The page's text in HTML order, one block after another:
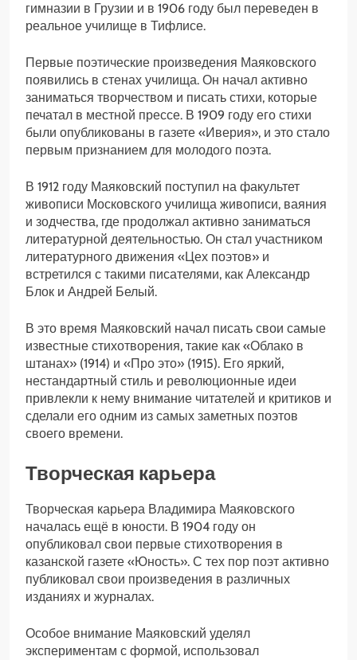
гимназии в Грузии и в 1906 году был переведен в
реальное училище в Тифлисе.
Первые поэтические произведения Маяковского
появились в стенах училища. Он начал активно
заниматься творчеством и писать стихи, которые
печатал в местной прессе. В 1909 году его стихи
были опубликованы в газете «Иверия», и это стало
первым признанием для молодого поэта.
В 1912 году Маяковский поступил на факультет
живописи Московского училища живописи, ваяния
и зодчества, где продолжал активно заниматься
литературной деятельностью. Он стал участником
литературного движения «Цех поэтов» и
встретился с такими писателями, как Александр
Блок и Андрей Белый.
В это время Маяковский начал писать свои самые
известные стихотворения, такие как «Облако в
штанах» (1914) и «Про это» (1915). Его яркий,
нестандартный стиль и революционные идеи
привлекли к нему внимание читателей и критиков и
сделали его одним из самых заметных поэтов
своего времени.
Творческая карьера
Творческая карьера Владимира Маяковского
началась ещё в юности. В 1904 году он
опубликовал свои первые стихотворения в
казанской газете «Юность». С тех пор поэт активно
публиковал свои произведения в различных
изданиях и журналах.
Особое внимание Маяковский уделял
экспериментам с формой, использовал